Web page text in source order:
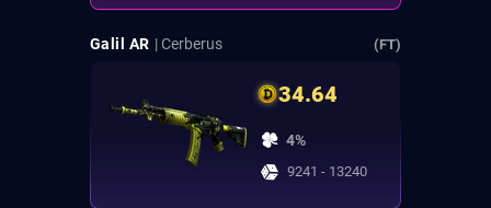
Galil AR | Cerberus (FT)
34.64
4%
9241 - 13240